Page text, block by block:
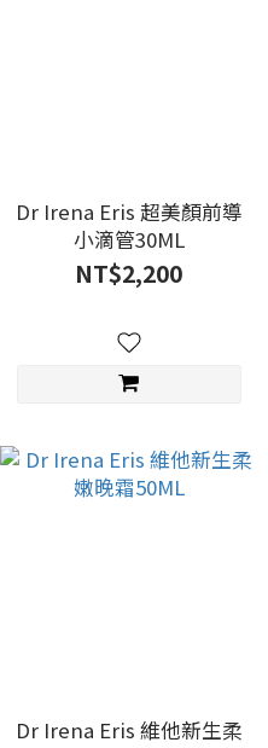
Dr Irena Eris 超美顏前導
小滴管30ML
NT$2,200
Dr Irena Eris 維他新生柔